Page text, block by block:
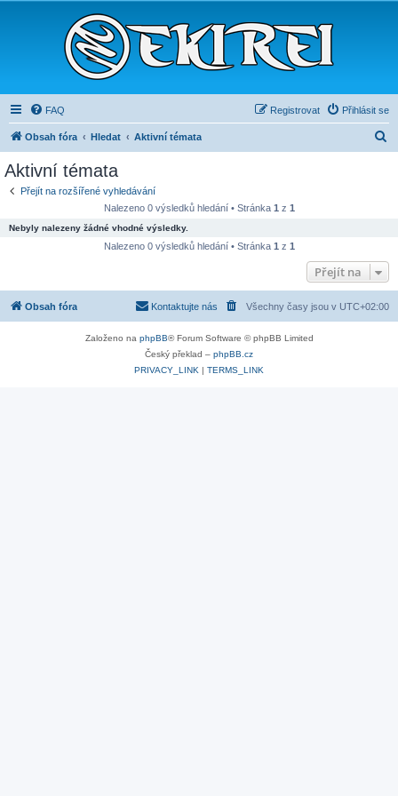
FAQ Přihlásit se
Registrovat
Obsah fóra Hledat Aktivní témata
Aktivní témata
Přejít na rozšířené vyhledávání
Nalezeno 0 výsledků hledání • Stránka 1 z 1
Nebyly nalezeny žádné vhodné výsledky.
Nalezeno 0 výsledků hledání • Stránka 1 z 1
Přejít na
Obsah fóra Všechny časy jsou v UTC+02:00
Kontaktujte nás
Založeno na phpBB® Forum Software © phpBB Limited
Český překlad – phpBB.cz
PRIVACY_LINK | TERMS_LINK